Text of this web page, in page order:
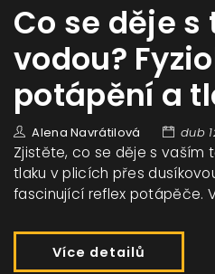
Co se děje
vodou?
potápění a
Alena Navrátilová dub
Zjistěte, co se děje s vaším
tlaku v plicích přes
fascinující reflex potápěče.
Více detailů